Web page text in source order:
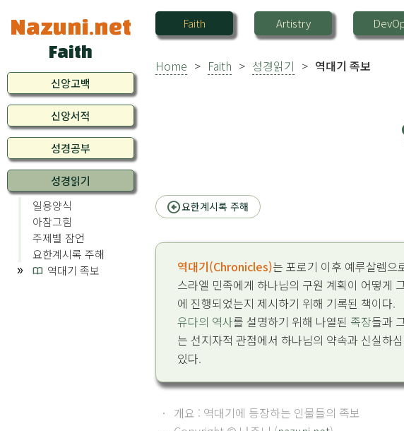
Nazuni.net Faith Artistry
Home > Faith > 성경읽기 > 역대기 족보
arrow_circle_left요한계시록 주해
역대기(Chronicles)는 포로기 이후 예루살렘으
스라엘 민족에게 하나님의 구원 계획이 어떻게
에 진행되었는지 제시하기 위해 기록된 책이다.
유다의 역사를 설명하기 위해 나열된 족장들과
는 선지자적 관점에서 하나님의 약속과 신실하
있다.
개요 : 역대기에 등장하는 인물들의 족보
Faith
신앙고백
신앙서적
성경공부
성경읽기
일용양식
아참그힘
주제별 잠언
요한계시록 주해
import_contacts 역대기 족보